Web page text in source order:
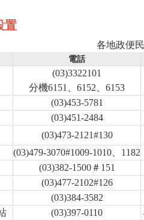
置
電話
各地政便
(03)3322101
分機6151、6152、6153
(03)453-5781
(03)451-2484
(03)473-2121#130
(03)479-3070#1009-1010、1182
(03)382-1500＃151
(03)477-2102#126
(03)384-3582
(03)397-0110